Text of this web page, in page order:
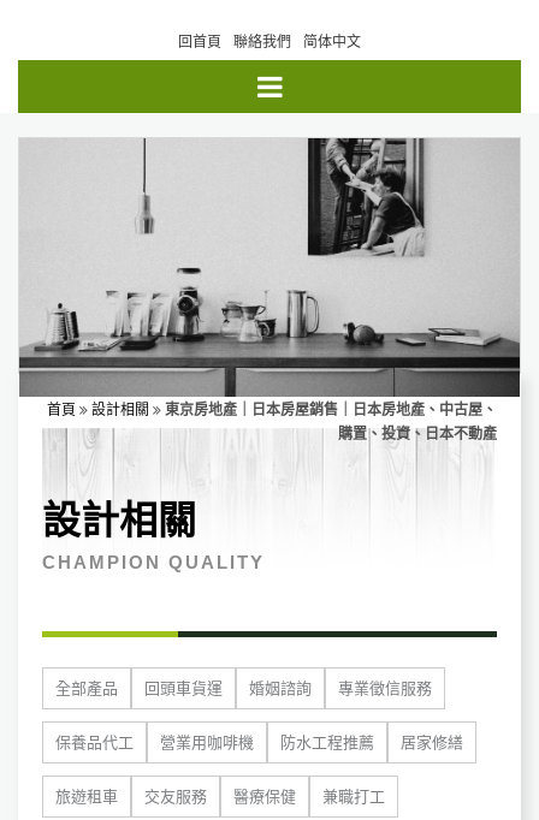
回首頁 聯絡我們 简体中文
首頁 設計相關
東京房地產｜日本房屋銷售｜日本房地產、中古屋、
購置、投資、日本不動產
設計相關
CHAMPION QUALITY
全部產品 回頭車貨運 婚姻諮詢 專業徵信服務
保養品代工 營業用咖啡機 防水工程推薦 居家修繕
旅遊租車 交友服務 醫療保健 兼職打工